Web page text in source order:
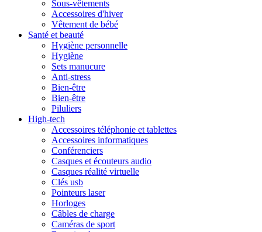
Sous-vêtements
Accessoires d'hiver
Vêtement de bébé
Santé et beauté
Hygiène personnelle
Hygiène
Sets manucure
Anti-stress
Bien-être
Bien-être
Piluliers
High-tech
Accessoires téléphonie et tablettes
Accessoires informatiques
Conférenciers
Casques et écouteurs audio
Casques réalité virtuelle
Clés usb
Pointeurs laser
Horloges
Câbles de charge
Caméras de sport